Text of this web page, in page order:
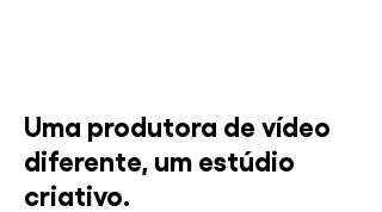
Uma produtora de vídeo
diferente, um estúdio
criativo.